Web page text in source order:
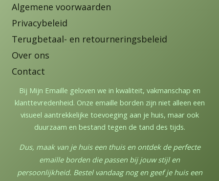
Algemene voorwaarden
Privacybeleid
Terugbetaal- en retourneringsbeleid
Over ons
Contact
Bij Mijn Emaille geloven we in kwaliteit, vakmanschap en
klanttevredenheid. Onze emaille borden zijn niet alleen een
visueel aantrekkelijke toevoeging aan je huis, maar ook
duurzaam en bestand tegen de tand des tijds.
Dus, maak van je huis een thuis en ontdek de perfecte
emaille borden die passen bij jouw stijl en
persoonlijkheid. Bestel vandaag nog en geef je huis een